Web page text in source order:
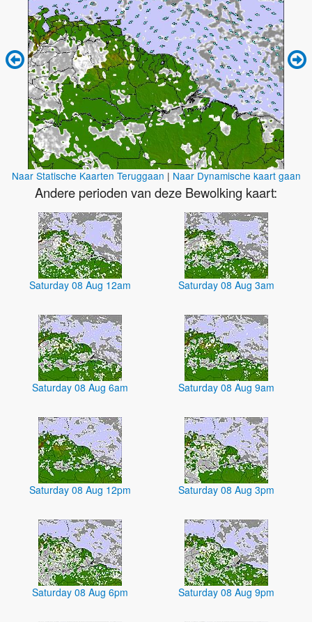
Naar Statische Kaarten Teruggaan | Naar Dynamische kaart gaan
Andere perioden van deze Bewolking kaart:
Saturday 08 Aug 12am Saturday 08 Aug 3am
Saturday 08 Aug 6am Saturday 08 Aug 9am
Saturday 08 Aug 12pm Saturday 08 Aug 3pm
Saturday 08 Aug 6pm Saturday 08 Aug 9pm